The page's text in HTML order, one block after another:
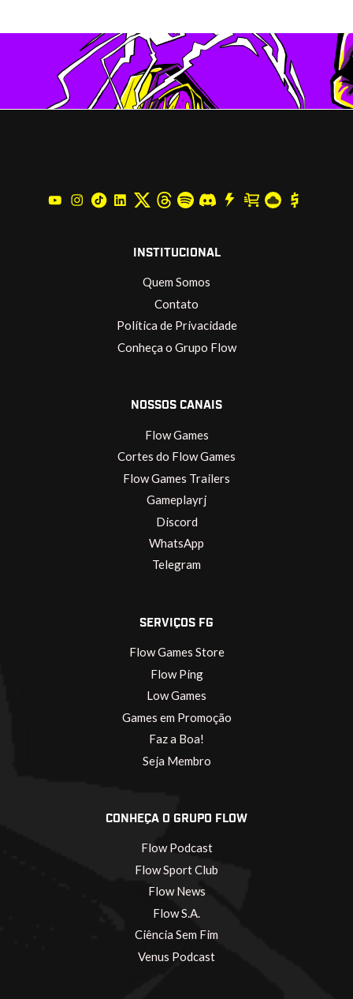
INSTITUCIONAL
Quem Somos
Contato
Política de Privacidade
Conheça o Grupo Flow
NOSSOS CANAIS
Flow Games
Cortes do Flow Games
Flow Games Trailers
Gameplayrj
Discord
WhatsApp
Telegram
SERVIÇOS FG
Flow Games Store
Flow Ping
Low Games
Games em Promoção
Faz a Boa!
Seja Membro
CONHEÇA O GRUPO FLOW
Flow Podcast
Flow Sport Club
Flow News
Flow S.A.
Ciência Sem Fim
Venus Podcast